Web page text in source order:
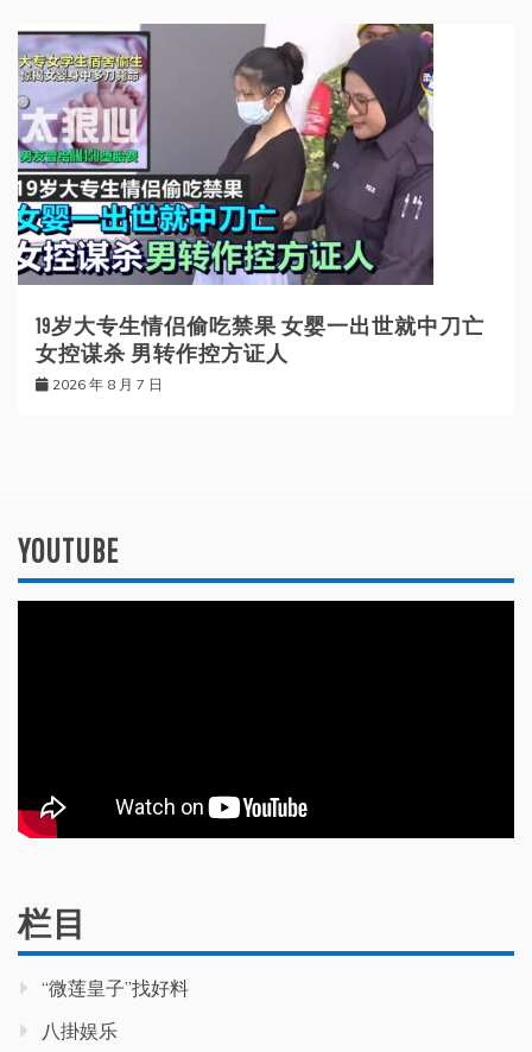
19岁大专生情侣偷吃禁果 女婴一出世就中刀亡
女控谋杀 男转作控方证人
2026 年 8 月 7 日
YOUTUBE
栏目
“微莲皇子”找好料
八掛娱乐